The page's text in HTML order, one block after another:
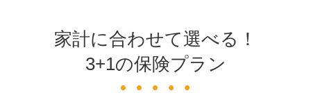
家計に合わせて選べる！
3+1の保険プラン